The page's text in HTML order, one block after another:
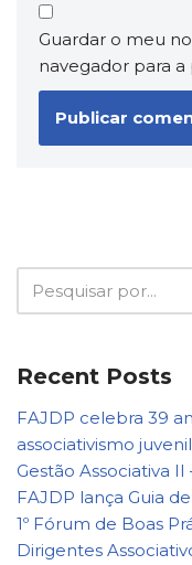
Guardar o meu
navegador para
Recent Posts
FAJDP celebra 39
associativismo juvenil
Gestão Associativa
FAJDP lança Guia
1º Fórum de Boas
Dirigentes